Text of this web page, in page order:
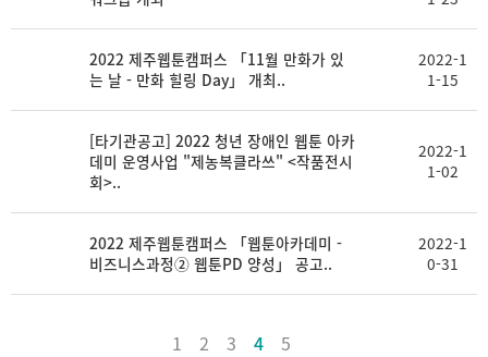
2022 제주웹툰캠퍼스 「11월 만화가 있
는 날 - 만화 힐링 Day」 개최..
2022-1
1-15
[타기관공고] 2022 청년 장애인 웹툰 아카
데미 운영사업 "제농복클라쓰" <작품전시
회>..
2022-1
1-02
2022 제주웹툰캠퍼스 「웹툰아카데미 -
비즈니스과정② 웹툰PD 양성」 공고..
2022-1
0-31
1 2 3 4 5